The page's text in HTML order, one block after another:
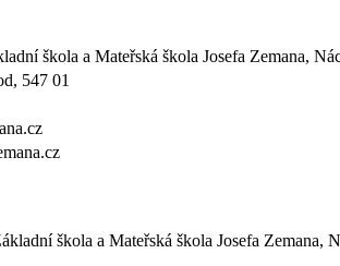
nad Metují, VI. a VII. třída
n/L
a VII.třída
škola a Mateřská škola Josefa Zemana,
547 01